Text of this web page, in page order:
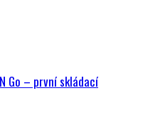
Go – první skládací